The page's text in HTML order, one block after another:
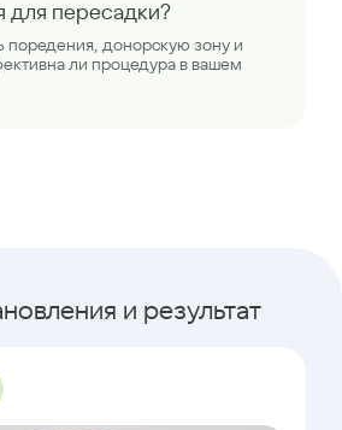
для пересадки?
поредения, донорскую зону и
ли процедура в вашем
и результат